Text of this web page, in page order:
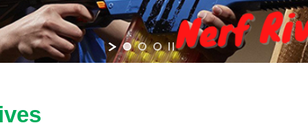
RoadShow
Événement en centre
commercial
RoadShow